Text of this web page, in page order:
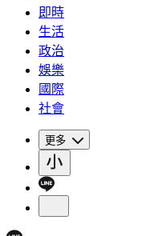
即時
生活
政治
娛樂
國際
社會
更多